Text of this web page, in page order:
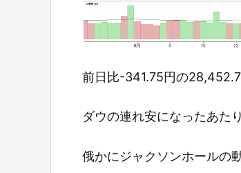
前日比-341.75円の
ダウの連れ安になったあた
俄かにジャクソンホールの